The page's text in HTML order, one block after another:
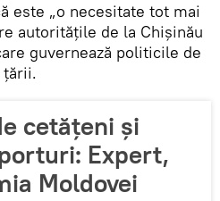
este „o necesitate tot mai
autoritățile de la Chișinău
guvernează politicile de
țării.
cetățeni și
Expert,
Moldovei